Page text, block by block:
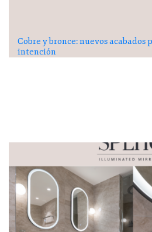
Cobre y bronce: nuevos acabados
intención